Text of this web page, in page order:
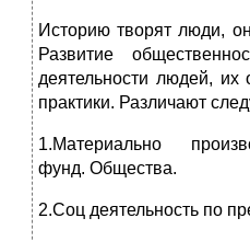
Историю творят люди,
Развитие
деятельности людей, их
практики. Различают
1.Материально
фунд. Общества.
2.Соц деятельность по